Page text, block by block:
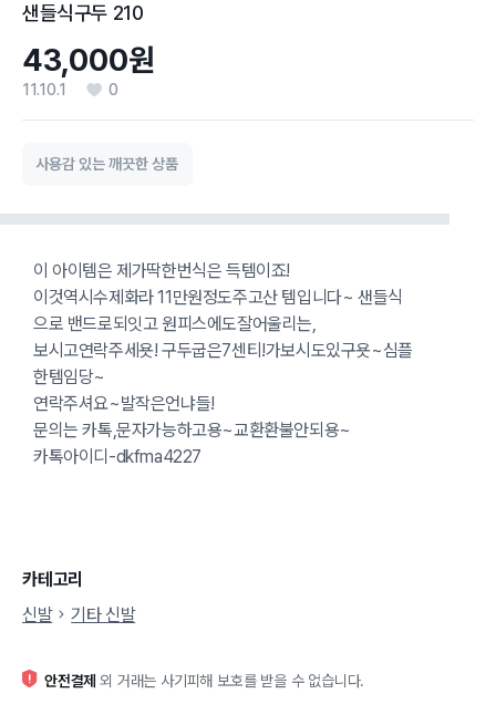
샌들식구두 210
43,000원
11.10.1 0
사용감 있는 깨끗한 상품
이 아이템은 제가딱한번식은 득템이죠!
이것역시수제화라 11만원정도주고산 템입니다~ 샌들식
으로 밴드로되잇고 원피스에도잘어울리는,
보시고연락주세욧! 구두굽은7센티!가보시도있구욧~심플
한템임당~
연락주셔요~발작은언냐들!
문의는 카톡,문자가능하고용~교환환불안되용~
카톡아이디-dkfma4227
카테고리
신발
기타 신발
안전결제 외 거래는 사기피해 보호를 받을 수 없습니다.